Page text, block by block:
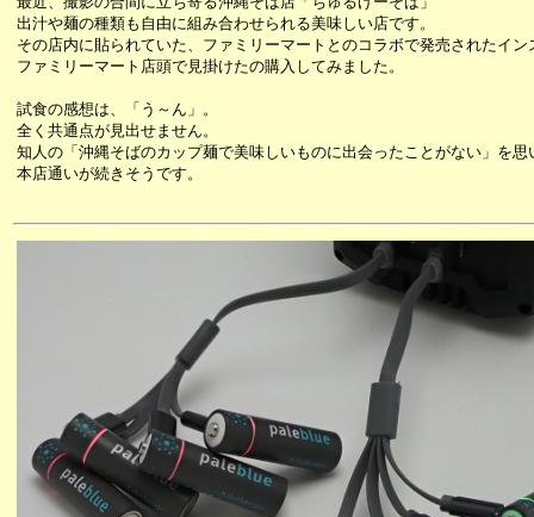
出汁や麺の種類も自由に組み合わせられる美味しい店です。
その店内に貼られていた、ファミリーマートとのコラボで発売されたイン
ファミリーマート店頭で見掛けたの購入してみました。
試食の感想は、「う～ん」。
全く共通点が見出せません。
知人の「沖縄そばのカップ麺で美味しいものに出会ったことがない」を思
本店通いが続きそうです。